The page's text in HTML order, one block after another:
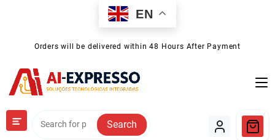
EN
Orders will be delivered within 48 Hours After Payment
Search